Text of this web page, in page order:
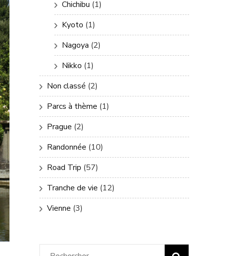
Chichibu (1)
Kyoto (1)
Nagoya (2)
Nikko (1)
Non classé (2)
Parcs à thème (1)
Prague (2)
Randonnée (10)
Road Trip (57)
Tranche de vie (12)
Vienne (3)